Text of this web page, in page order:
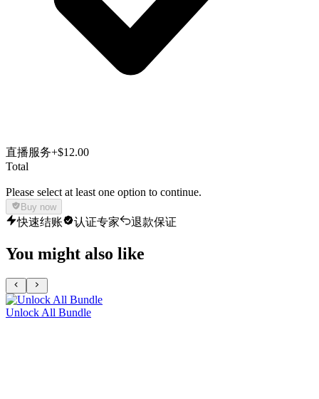
直播服务+$12.00
Total
Please select at least one option to continue.
Buy now
快速结账 认证专家 退款保证
You might also like
Unlock All Bundle